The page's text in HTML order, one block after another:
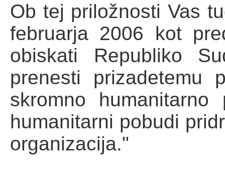
Ob tej priložnosti Vas
februarja 2006 kot
obiskati Republiko
prenesti prizadetemu
skromno
humanitarni pobudi
organizacija."